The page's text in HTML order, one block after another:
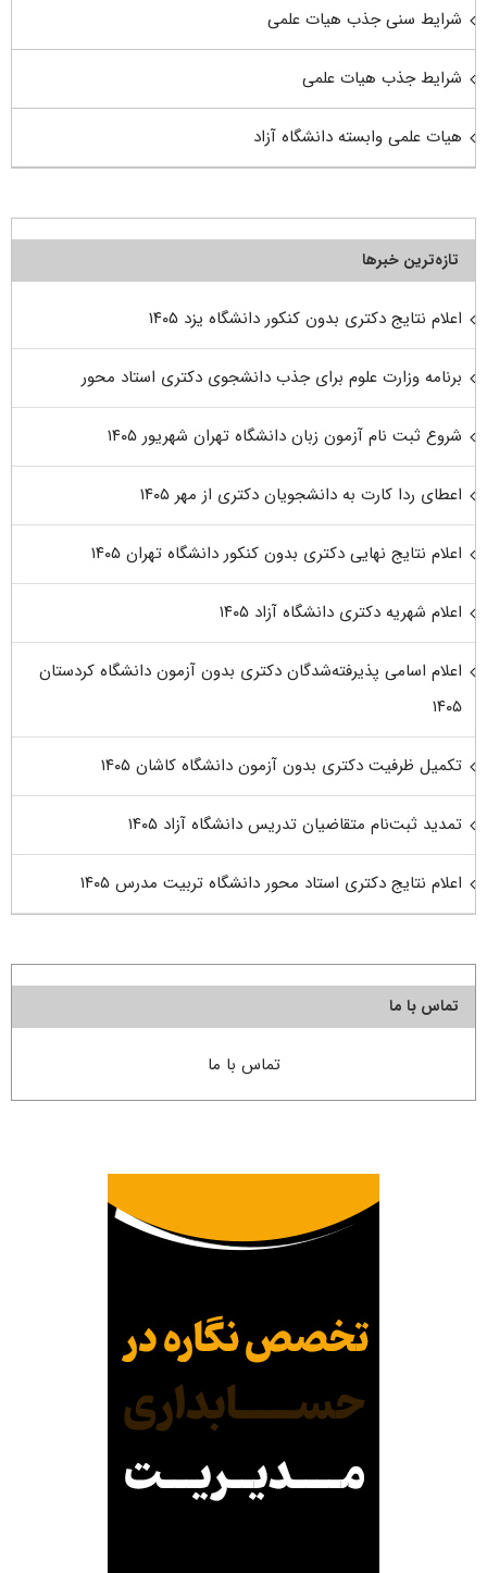
شرایط سنی جذب هیات علمی
شرایط جذب هیات علمی
هیات علمی وابسته دانشگاه آزاد
تازه‌ترین خبرها
اعلام نتایج دکتری بدون کنکور دانشگاه یزد ۱۴۰۵
برنامه وزارت علوم برای جذب دانشجوی دکتری استاد محور
شروع ثبت نام آزمون زبان دانشگاه تهران شهریور ۱۴۰۵
اعطای ردا کارت به دانشجویان دکتری از مهر ۱۴۰۵
اعلام نتایج نهایی دکتری بدون کنکور دانشگاه تهران ۱۴۰۵
اعلام شهریه دکتری دانشگاه آزاد ۱۴۰۵
اعلام اسامی پذیرفته‌شدگان دکتری بدون آزمون دانشگاه کردستان
۱۴۰۵
تکمیل ظرفیت دکتری بدون آزمون دانشگاه کاشان ۱۴۰۵
تمدید ثبت‌نام متقاضیان تدریس دانشگاه آزاد ۱۴۰۵
اعلام نتایج دکتری استاد محور دانشگاه تربیت مدرس ۱۴۰۵
تماس با ما
تماس با ما